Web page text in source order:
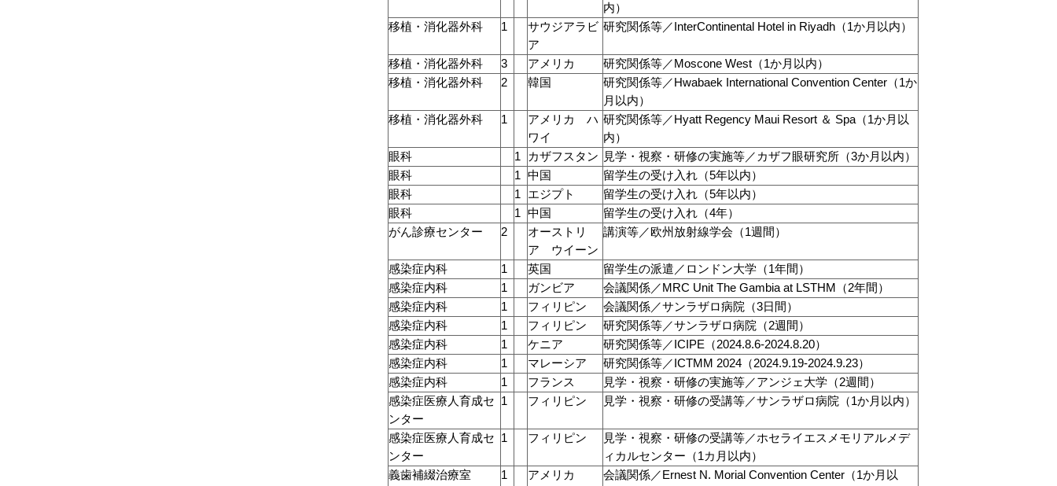
内）
移植・消化器外科
1
サウジアラビ
ア
研究関係等／InterContinental Hotel in Riyadh（1か月以内）
移植・消化器外科 3 アメリカ
研究関係等／Moscone West（1か月以内）
移植・消化器外科
2 韓国
研究関係等／Hwabaek International Convention Center（1か
月以内）
移植・消化器外科
1
アメリカ ハ
ワイ
研究関係等／Hyatt Regency Maui Resort ＆ Spa（1か月以
内）
眼科
1 カザフスタン
見学・視察・研修の実施等／カザフ眼研究所（3か月以内）
眼科
1 中国
留学生の受け入れ（5年以内）
眼科
1 エジプト
留学生の受け入れ（5年以内）
眼科
1 中国
留学生の受け入れ（4年）
がん診療センター
2
オーストリ
ア ウイーン
講演等／欧州放射線学会（1週間）
感染症内科 1 英国
留学生の派遣／ロンドン大学（1年間）
感染症内科
1 ガンビア
会議関係／MRC Unit The Gambia at LSTHM（2年間）
感染症内科
1 フィリピン
会議関係／サンラザロ病院（3日間）
感染症内科
1 フィリピン
研究関係等／サンラザロ病院（2週間）
感染症内科
1 ケニア
研究関係等／ICIPE（2024.8.6-2024.8.20）
感染症内科
1 マレーシア
研究関係等／ICTMM 2024（2024.9.19-2024.9.23）
感染症内科
1 フランス
見学・視察・研修の実施等／アンジェ大学（2週間）
感染症医療人育成セ
ンター
1 フィリピン 見学・視察・研修の受講等／サンラザロ病院（1か月以内）
感染症医療人育成セ
ンター
1 フィリピン
見学・視察・研修の受講等／ホセライエスメモリアルメデ
ィカルセンター（1カ月以内）
義歯補綴治療室
1 アメリカ
会議関係／Ernest N. Morial Convention Center（1か月以